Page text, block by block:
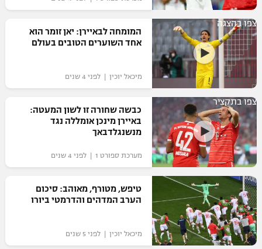
רשיון להקרנה פומבית לבית עסק
הצטרפות לחבילת הערוצים
לוח דרושים – ג'ובנט
תגיות
המגזין
צפו בהצגה
המומחה לבאיירן: יאן זומר הוא
אחד השוערים הטובים בעולם
מיכאל יוכין | לפני 4 שנים
צפו בתקציר
כבשה שחורה זו לשון המעטה:
באיירן מינכן אומללה נגד
מנשנגלדבאך
מערכת ספורט 1 | לפני 4 שנים
טיפש, מטורף, מאוהב: סיכום
הערב המדהים והדרמטי ביורו
מיכאל יוכין | לפני 5 שנים